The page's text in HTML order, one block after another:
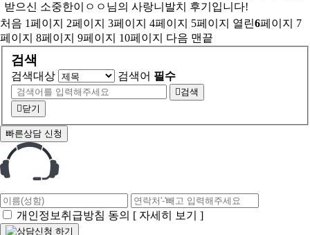
받으신 소중한이ㅇㅇ님의 사랑니발치 후기입니다!
처음 1페이지 2페이지 3페이지 4페이지 5페이지 열린6페이지
7
페이지 8페이지 9페이지 10페이지 다음 맨끝
검색
검색대상 검색어 필수
검색
닫기
빠른상담 신청
개인정보취급방침 동의 [ 자세히 보기 ]